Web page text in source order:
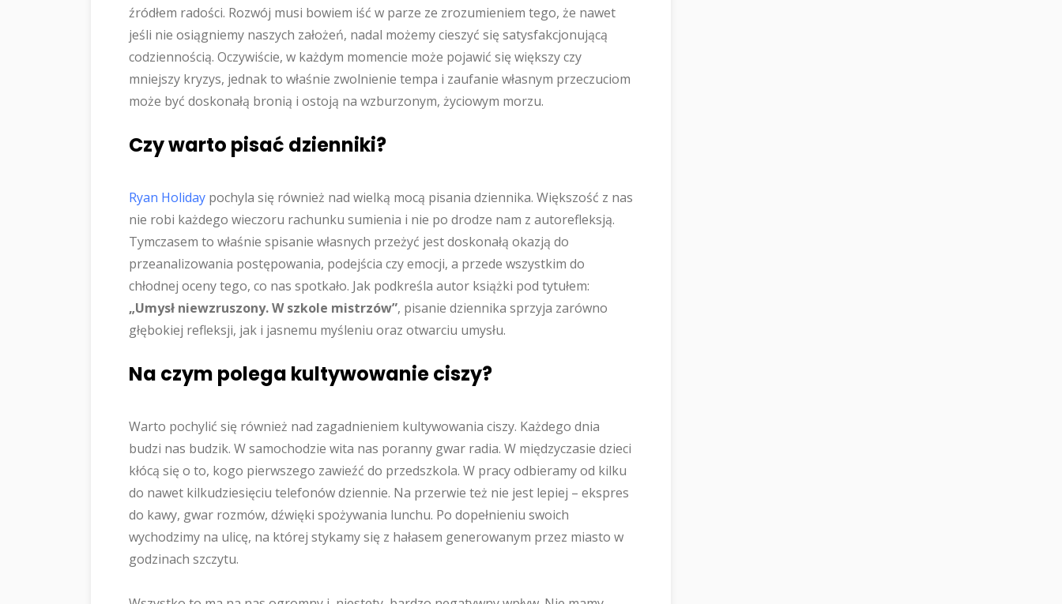
źródłem radości. Rozwój musi bowiem iść w parze ze zrozumieniem tego, że nawet
jeśli nie osiągniemy naszych założeń, nadal możemy cieszyć się satysfakcjonującą
codziennością. Oczywiście, w każdym momencie może pojawić się większy czy
mniejszy kryzys, jednak to właśnie zwolnienie tempa i zaufanie własnym przeczuciom
może być doskonałą bronią i ostoją na wzburzonym, życiowym morzu.
Czy warto pisać dzienniki?
Ryan Holiday pochyla się również nad wielką mocą pisania dziennika. Większość z nas
nie robi każdego wieczoru rachunku sumienia i nie po drodze nam z autorefleksją.
Tymczasem to właśnie spisanie własnych przeżyć jest doskonałą okazją do
przeanalizowania postępowania, podejścia czy emocji, a przede wszystkim do
chłodnej oceny tego, co nas spotkało. Jak podkreśla autor książki pod tytułem:
„Umysł niewzruszony. W szkole mistrzów”, pisanie dziennika sprzyja zarówno
głębokiej refleksji, jak i jasnemu myśleniu oraz otwarciu umysłu.
Na czym polega kultywowanie ciszy?
Warto pochylić się również nad zagadnieniem kultywowania ciszy. Każdego dnia
budzi nas budzik. W samochodzie wita nas poranny gwar radia. W międzyczasie dzieci
kłócą się o to, kogo pierwszego zawieźć do przedszkola. W pracy odbieramy od kilku
do nawet kilkudziesięciu telefonów dziennie. Na przerwie też nie jest lepiej – ekspres
do kawy, gwar rozmów, dźwięki spożywania lunchu. Po dopełnieniu swoich
wychodzimy na ulicę, na której stykamy się z hałasem generowanym przez miasto w
godzinach szczytu.